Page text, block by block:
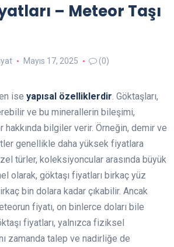
– Meteor Taşı
Mayıs 17, 2025 (0)
ise yapısal özelliklerdir. Göktaşları,
ve bu minerallerin bileşimi,
bilgiler verir. Örneğin, demir ve
genellikle daha yüksek fiyatlara
türler, koleksiyoncular arasında büyük
olarak, göktaşı fiyatları birkaç yüz
bin dolara kadar çıkabilir. Ancak
fiyatı, on binlerce doları bile
fiyatları, yalnızca fiziksel
zamanda talep ve nadirliğe de